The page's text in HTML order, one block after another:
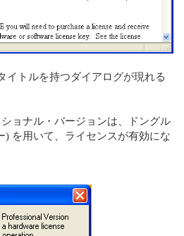
イトルを持つダイアログが現れる
ョナル・バージョンは、ドングル
) を用いて、ライセンスが有効にな